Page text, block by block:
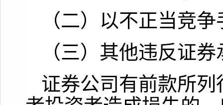
（二）以不正当竞
（三）其他违反证
证券公司有前款所